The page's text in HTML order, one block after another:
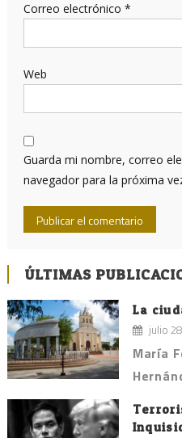
Correo electrónico *
Web
Guarda mi nombre, correo
navegador para la próxima
ÚLTIMAS
La
julio
María